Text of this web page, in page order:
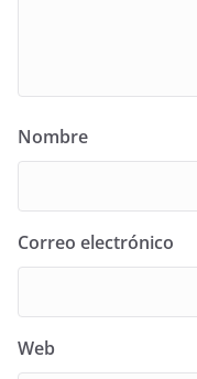
Nombre
Correo electrónico
Web